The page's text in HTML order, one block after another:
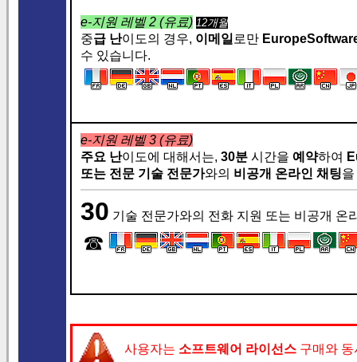
e-지원 레벨 2 (유료) 12개월
중급 난이도의 경우, 이메일 로만
수 있습니다.
e-지원 레벨 3 (유료)
주요 난이도에 대해서는, 30분 시간을 예약하여
또는 전문 기술 전문가와의 비공개 온라인 채팅
30 기술 전문가와의 전화 지원 또는 비공개 온
☎
사용자는 소프트웨어 라이선스 구매와